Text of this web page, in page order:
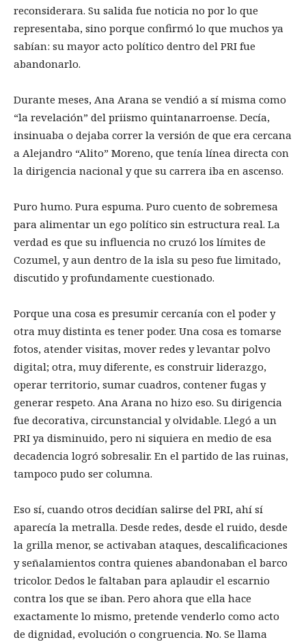
reconsiderara. Su salida fue noticia no por lo que
representaba, sino porque confirmó lo que muchos ya
sabían: su mayor acto político dentro del PRI fue
abandonarlo.
Durante meses, Ana Arana se vendió a sí misma como
“la revelación” del priismo quintanarroense. Decía,
insinuaba o dejaba correr la versión de que era cercana
a Alejandro “Alito” Moreno, que tenía línea directa con
la dirigencia nacional y que su carrera iba en ascenso.
Puro humo. Pura espuma. Puro cuento de sobremesa
para alimentar un ego político sin estructura real. La
verdad es que su influencia no cruzó los límites de
Cozumel, y aun dentro de la isla su peso fue limitado,
discutido y profundamente cuestionado.
Porque una cosa es presumir cercanía con el poder y
otra muy distinta es tener poder. Una cosa es tomarse
fotos, atender visitas, mover redes y levantar polvo
digital; otra, muy diferente, es construir liderazgo,
operar territorio, sumar cuadros, contener fugas y
generar respeto. Ana Arana no hizo eso. Su dirigencia
fue decorativa, circunstancial y olvidable. Llegó a un
PRI ya disminuido, pero ni siquiera en medio de esa
decadencia logró sobresalir. En el partido de las ruinas,
tampoco pudo ser columna.
Eso sí, cuando otros decidían salirse del PRI, ahí sí
aparecía la metralla. Desde redes, desde el ruido, desde
la grilla menor, se activaban ataques, descalificaciones
y señalamientos contra quienes abandonaban el barco
tricolor. Dedos le faltaban para aplaudir el escarnio
contra los que se iban. Pero ahora que ella hace
exactamente lo mismo, pretende venderlo como acto
de dignidad, evolución o congruencia. No. Se llama